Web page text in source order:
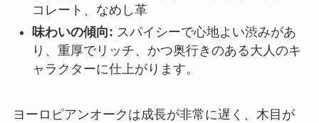
コレート、なめし革
味わいの傾向: スパイシーで心地よい渋みがあ
り、重厚でリッチ、かつ奥行きのある大人のキ
ャラクターに仕上がります。
ヨーロピアンオークは成長が非常に遅く、木目が